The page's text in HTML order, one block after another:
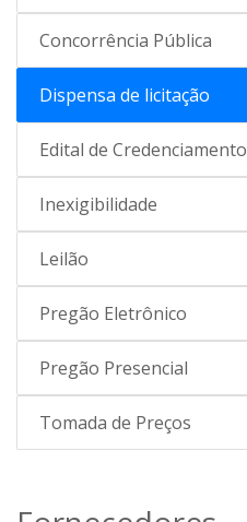
Concorrência Pública
Dispensa de licitação
Edital de Credenciamento
Inexigibilidade
Leilão
Pregão Eletrônico
Pregão Presencial
Tomada de Preços